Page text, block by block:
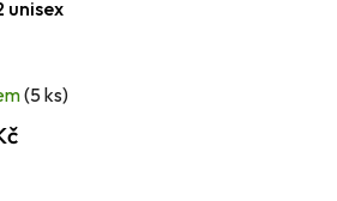
unisex
(5 ks)